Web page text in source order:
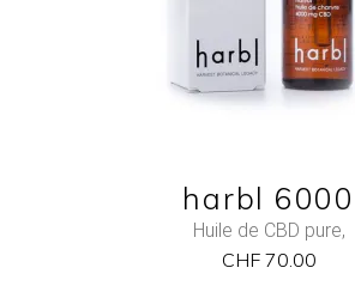
harbl 6000
Huile de CBD pure,
CHF70.00